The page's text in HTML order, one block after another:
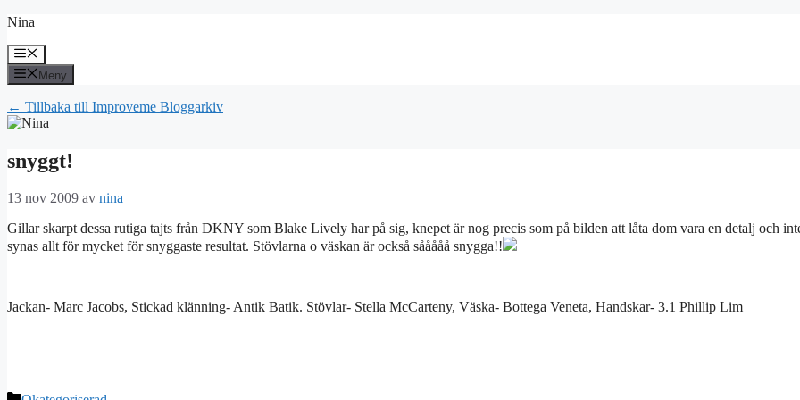
Hoppa
innehåll
Nina
Meny
Meny
← Tillbaka till Improveme Bloggarkiv
snyggt!
13 nov 2009 av nina
Gillar skarpt dessa rutiga tajts från DKNY som Blake Lively har på sig, knepet är nog precis som på bilden att låta dom vara en detalj och
synas allt för mycket för snyggaste resultat. Stövlarna o väskan är också sååååå snygga!!
Jackan- Marc Jacobs, Stickad klänning- Antik Batik. Stövlar- Stella McCarteny, Väska- Bottega Veneta, Handskar- 3.1 Phillip Lim